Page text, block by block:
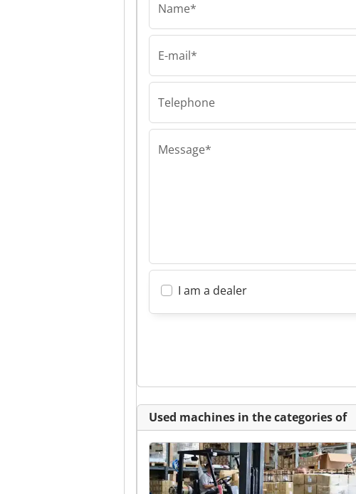
Name*
E-mail*
Telephone
Message*
I am a dealer
Used machines in the categories of